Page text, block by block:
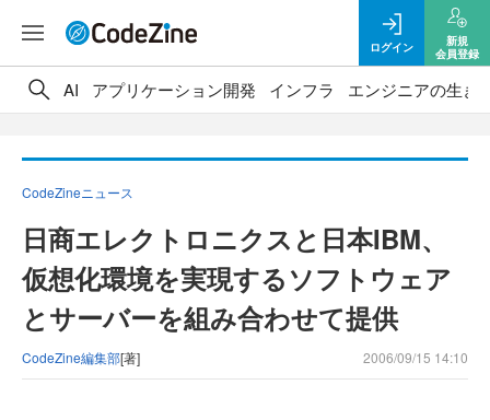
ログイン
新規
会員登録
AI アプリケーション開発 インフラ エンジニアの生き
CodeZineニュース
日商エレクトロニクスと日本IBM、
仮想化環境を実現するソフトウェア
とサーバーを組み合わせて提供
CodeZine編集部[著] 2006/09/15 14:10